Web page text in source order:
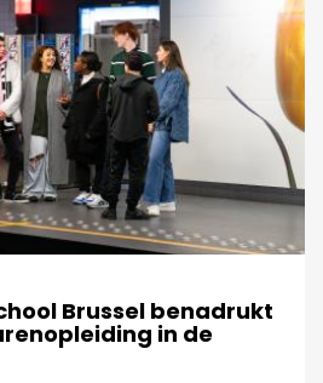
Brussel benadrukt
in de